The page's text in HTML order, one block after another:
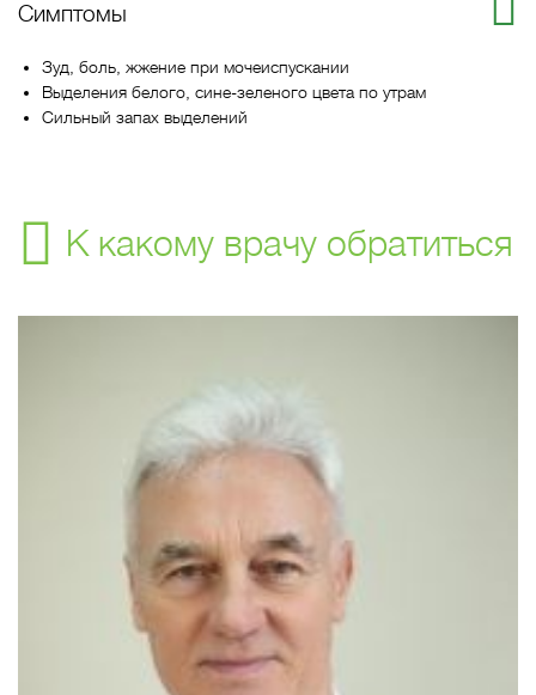
Симптомы
Зуд, боль, жжение при мочеиспускании
Выделения белого, сине-зеленого цвета по утрам
Сильный запах выделений
К какому врачу обратиться